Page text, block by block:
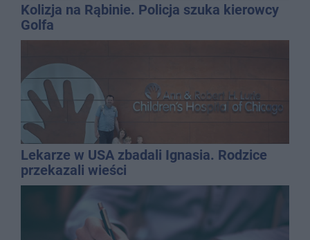
Kolizja na Rąbinie. Policja szuka kierowcy
Golfa
Lekarze w USA zbadali Ignasia. Rodzice
przekazali wieści